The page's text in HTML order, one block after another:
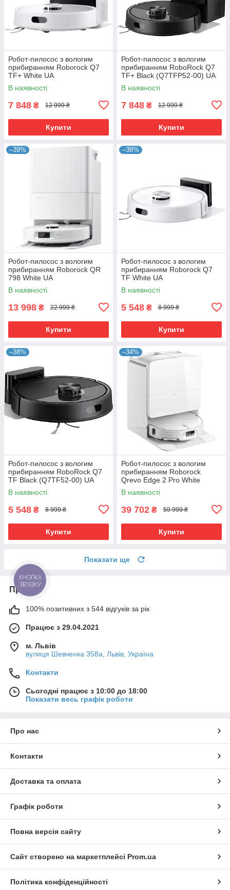
Робот-пилосос з вологим
прибиранням Roborock Q7
TF+ White UA
В наявності
7 848 ₴ 12 999 ₴
Купити
Робот-пилосос з вологим
прибиранням RoboRock Q7
TF+ Black (Q7TFP52-00) UA
В наявності
7 848 ₴ 12 999 ₴
Купити
–39%
Робот-пилосос з вологим
прибиранням Roborock QR
798 White UA
В наявності
13 998 ₴ 22 999 ₴
Купити
–38%
Робот-пилосос з вологим
прибиранням Roborock Q7
TF White UA
В наявності
5 548 ₴ 8 999 ₴
Купити
–38%
Робот-пилосос з вологим
прибиранням RoboRock Q7
TF Black (Q7TF52-00) UA
В наявності
5 548 ₴ 8 999 ₴
Купити
–34%
Робот-пилосос з вологим
прибиранням Roborock
Qrevo Edge 2 Pro White
(RRE0VSP+EWFD64HRR) UA
В наявності
39 702 ₴ 59 999 ₴
Купити
Показати ще
Про нас
100% позитивних з 544 відгуків за рік
Працює з 29.04.2021
м. Львів
вулиця Шевченка 358а, Львів, Україна
Контакти
Сьогодні працює з 10:00 до 18:00
Показати весь графік роботи
Про нас
Контакти
Доставка та оплата
Графік роботи
Повна версія сайту
Сайт створено на маркетплейсі Prom.ua
Політика конфіденційності
КНОПКА
ЗВ'ЯЗКУ